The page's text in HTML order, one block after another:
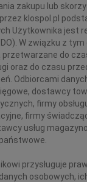
zakupu lub
klospol.pl
Użytkownika jest
W związku z tym
przetwarzane do
oraz do czasu
Odbiorcami
dostawcy
firmy
firmy
usług
przysługuje
osobowych,